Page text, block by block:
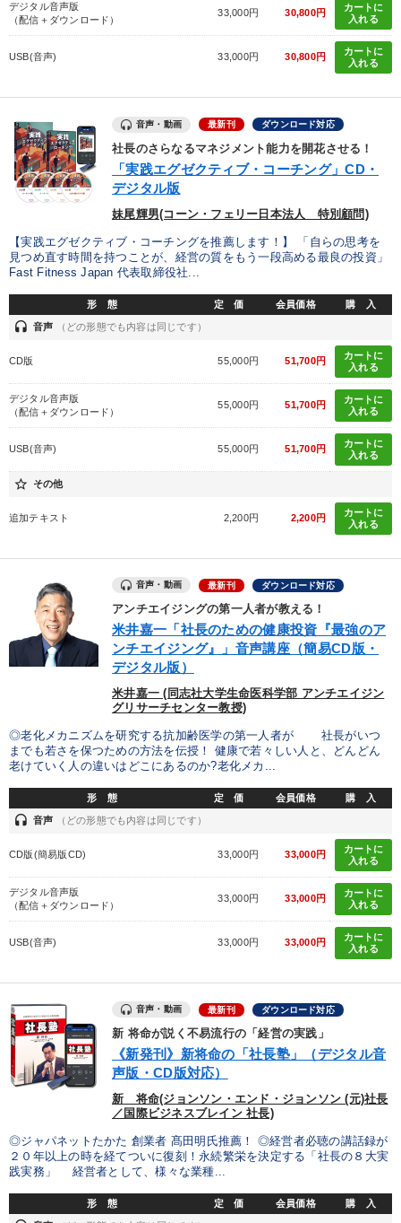
デジタル音声版
（配信＋ダウンロード）
33,000円 30,800円
カートに
入れる
USB(音声) 33,000円 30,800円
カートに
入れる
音声・動画 最新刊 ダウンロード対応
社長のさらなるマネジメント能力を開花させる！
「実践エグゼクティブ・コーチング」CD・
デジタル版
妹尾輝男(コーン・フェリー日本法人 特別顧問)
【実践エグゼクティブ・コーチングを推薦します！】 「自らの思考を
見つめ直す時間を持つことが、経営の質をもう一段高める最良の投資」
Fast Fitness Japan 代表取締役社...
形 態 定 価 会員価格 購 入
headset 音声 （どの形態でも内容は同じです）
CD版 55,000円 51,700円
カートに
入れる
デジタル音声版
（配信＋ダウンロード）
55,000円 51,700円
カートに
入れる
USB(音声) 55,000円 51,700円
カートに
入れる
star_border その他
追加テキスト 2,200円 2,200円
カートに
入れる
音声・動画 最新刊 ダウンロード対応
アンチエイジングの第一人者が教える！
米井嘉一「社長のための健康投資『最強のア
ンチエイジング』」音声講座（簡易CD版・
デジタル版）
米井嘉一 (同志社大学生命医科学部 アンチエイジン
グリサーチセンター教授)
◎老化メカニズムを研究する抗加齢医学の第一人者が 社長がいつ
までも若さを保つための方法を伝授！ 健康で若々しい人と、どんどん
老けていく人の違いはどこにあるのか?老化メカ...
形 態 定 価 会員価格 購 入
headset 音声 （どの形態でも内容は同じです）
CD版(簡易版CD) 33,000円 33,000円
カートに
入れる
デジタル音声版
（配信＋ダウンロード）
33,000円 33,000円
カートに
入れる
USB(音声) 33,000円 33,000円
カートに
入れる
音声・動画 最新刊 ダウンロード対応
新 将命が説く不易流行の「経営の実践」
《新発刊》新将命の「社長塾」（デジタル音
声版・CD版対応）
新 将命(ジョンソン・エンド・ジョンソン (元)社長
／国際ビジネスブレイン 社長)
◎ジャパネットたかた 創業者 髙田明氏推薦！ ◎経営者必聴の講話録が
２０年以上の時を経てついに復刻！永続繁栄を決定する「社長の８大実
践実務」 経営者として、様々な業種...
形 態 定 価 会員価格 購 入